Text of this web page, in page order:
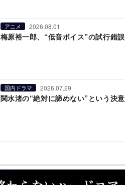
アニメ 2026.08.01
梅原裕一郎、“低音ボイス”の試行錯誤
国内ドラマ 2026.07.29
関水渚の“絶対に諦めない”という決意